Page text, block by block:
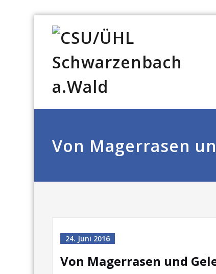
Von Magerrasen
24. Juni 2016
Von Magerrasen und